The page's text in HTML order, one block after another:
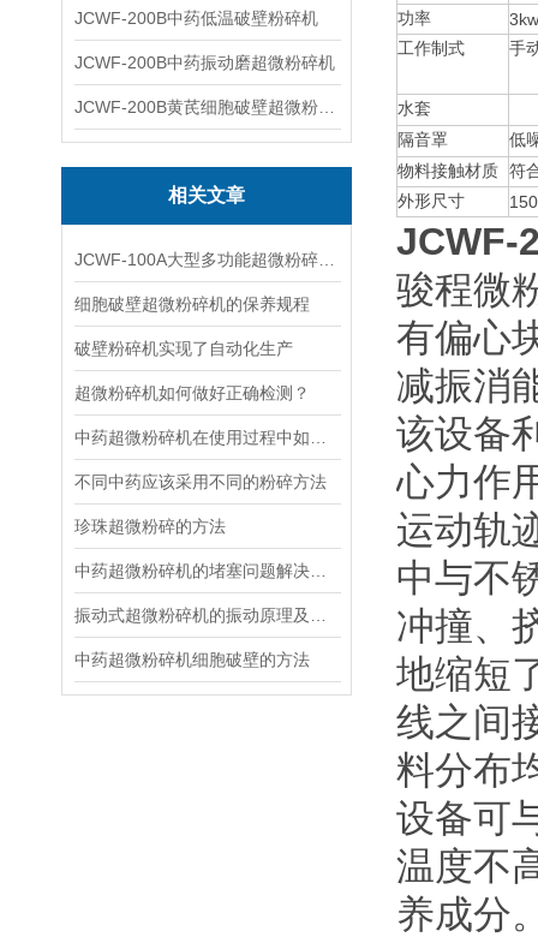
JCWF-200B中药低温破壁粉碎机
JCWF-200B中药振动磨超微粉碎机
相关文章
细胞破壁超微粉碎机的保养规程
破壁粉碎机实现了自动化生产
超微粉碎机如何做好正确检测？
不同中药应该采用不同的粉碎方法
珍珠超微粉碎的方法
中药超微粉碎机细胞破壁的方法
功率 3kw
工作制式 手
水套
隔音罩
低
物料接触材质 符
外形尺寸
JCWF-
骏程微
有偏心
减振消
该设备
心力作
运动轨
中与不
冲撞、
地缩短
线之间
料分布
设备可
温度不
养成分